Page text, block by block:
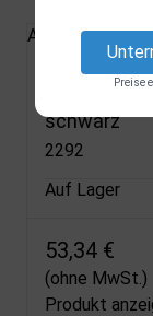
Alle Produkte
schwarz
2292
Auf Lager
53,34 €
(ohne MwSt.)
Produkt
Preise